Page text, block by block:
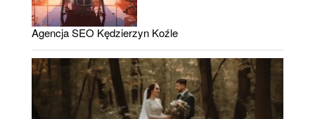
Agencja SEO Kędzierzyn Koźle